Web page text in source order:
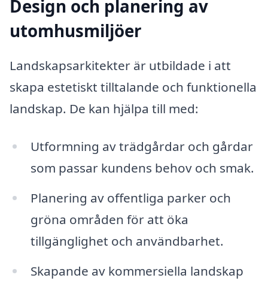
Design och planering av
utomhusmiljöer
Landskapsarkitekter är utbildade i att
skapa estetiskt tilltalande och funktionella
landskap. De kan hjälpa till med:
Utformning av trädgårdar och gårdar
som passar kundens behov och smak.
Planering av offentliga parker och
gröna områden för att öka
tillgänglighet och användbarhet.
Skapande av kommersiella landskap